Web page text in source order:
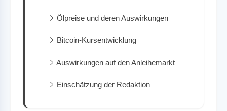
Ölpreise und deren Auswirkungen
Bitcoin-Kursentwicklung
Auswirkungen auf den Anleihemarkt
Einschätzung der Redaktion